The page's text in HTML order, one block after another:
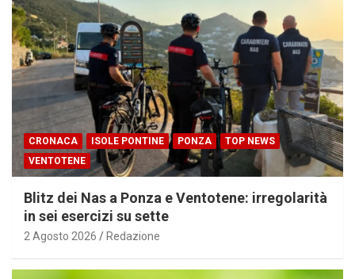
CRONACA ISOLE PONTINE PONZA
TOP NEWS
VENTOTENE
Blitz dei Nas a Ponza e Ventotene: irregolarità
in sei esercizi su sette
2 Agosto 2026 Redazione